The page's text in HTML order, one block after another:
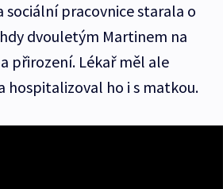
sociální pracovnice starala o
dvouletým Martinem na
přirození. Lékař měl ale
hospitalizoval ho i s matkou.